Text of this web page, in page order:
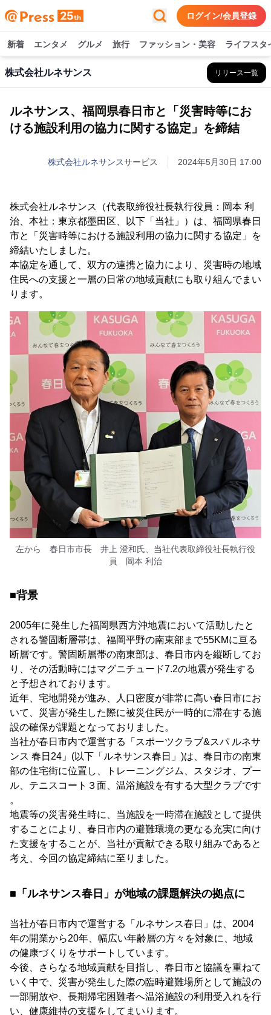
ログイン/会員登録
新着 エンタメ グルメ 旅行 ファッション・美容 ライフスタ
株式会社ルネサンス リリース一覧
ルネサンス、福岡県春日市と「災害時等にお
ける施設利用の協力に関する協定」を締結
株式会社ルネサンスサービス 2024年5月30日 17:00
株式会社ルネサンス（代表取締役社長執行役員：岡本 利
治、本社：東京都墨田区、以下「当社」）は、福岡県春日
市と「災害時等における施設利用の協力に関する協定」を
締結いたしました。
本協定を通して、双方の連携と協力により、災害時の地域
住民への支援と一層の日常の地域貢献にも取り組んでまい
ります。
左から 春日市市長 井上 澄和氏、当社代表取締役社長執行役
員 岡本 利治
■背景
2005年に発生した福岡県西方沖地震において活動したと
される警固断層帯は、福岡平野の南東部まで55KMに亘る
断層です。警固断層帯の南東部は、春日市内を縦断してお
り、その活動時にはマグニチュード7.2の地震が発生する
と予想されております。
近年、宅地開発が進み、人口密度が非常に高い春日市にお
いて、災害が発生した際に被災住民が一時的に滞在する施
設の確保が課題となっておりました。
当社が春日市内で運営する「スポーツクラブ&スパ ルネサ
ンス 春日24」(以下「ルネサンス春日」)は、春日市の南東
部の住宅街に位置し、トレーニングジム、スタジオ、プー
ル、テニスコート３面、温浴施設を有する大型クラブです
。
地震等の災害発生時に、当施設を一時滞在施設として提供
することにより、春日市内の避難環境の更なる充実に向け
た支援をすることが、当社が貢献できる取り組みであると
考え、今回の協定締結に至りました。
■「ルネサンス春日」が地域の課題解決の拠点に
当社が春日市内で運営する「ルネサンス春日」は、2004
年の開業から20年、幅広い年齢層の方々を対象に、地域
の健康づくりをサポートしています。
今後、さらなる地域貢献を目指し、春日市と協議を重ねて
いく中で、災害が発生した際の臨時避難場所として施設の
一部開放や、長期帰宅困難者へ温浴施設の利用受入れを行
い、健康維持の支援をしてまいります。